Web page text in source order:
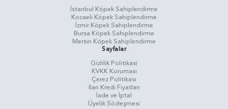
İstanbul Köpek Sahiplendirme
Kocaeli Köpek Sahiplendirme
İzmir Köpek Sahiplendirme
Bursa Köpek Sahiplendirme
Mersin Köpek Sahiplendirme
Sayfalar
Gizlilik Politikasi
KVKK Koruması
Çerez Politikası
İlan Kredi Fiyatları
İade ve İptal
Üyelik Sözleşmesi